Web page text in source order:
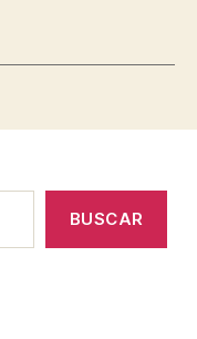
BUSCAR